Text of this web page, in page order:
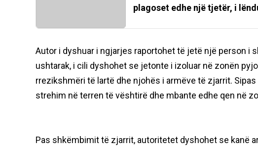
plagoset edhe një tjetër, i
Autor i dyshuar i ngjarjes raportohet të jetë një person i
ushtarak, i cili dyshohet se jetonte i izoluar në zonën
rrezikshmëri të lartë dhe njohës i armëve të zjarrit.
strehim në terren të vështirë dhe mbante edhe qen në
Pas shkëmbimit të zjarrit, autoritetet dyshohet se kanë